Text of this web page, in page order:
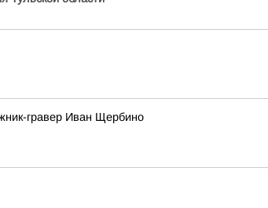
гравер Иван Щербино